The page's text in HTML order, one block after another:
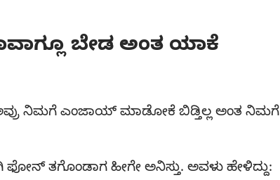
ಬೇಡ ಅಂತ ಯಾಕೆ
ನಿಮಗೆ ಎಂಜಾಯ್‌ ಮಾಡೋಕೆ ಬಿಡ್ತಿಲ್ಲ ಅಂತ ನಿಮಗೆ
ತಗೊಂಡಾಗ ಹೀಗೇ ಅನಿಸ್ತು. ಅವಳು ಹೇಳಿದ್ದು: